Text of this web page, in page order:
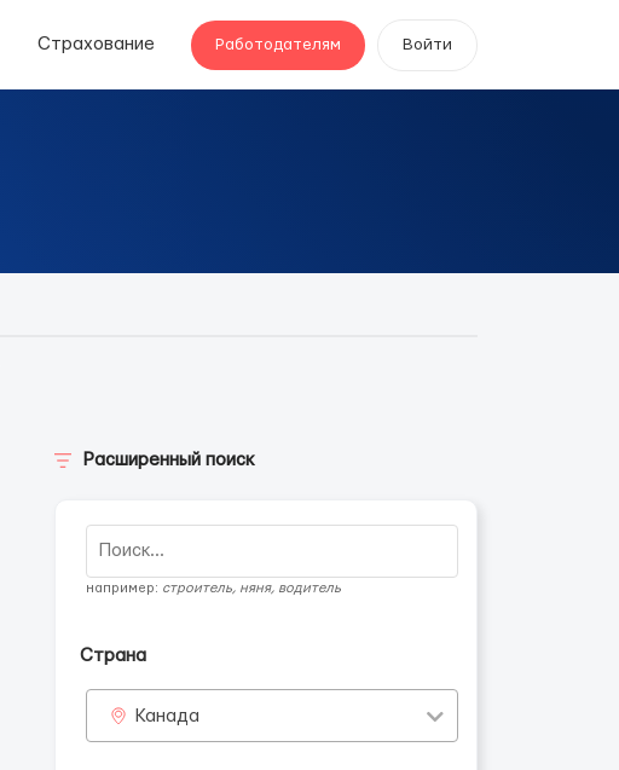
Страхование Работодателям Войти
Расширенный поиск
например: строитель, няня, водитель
Страна
Канада